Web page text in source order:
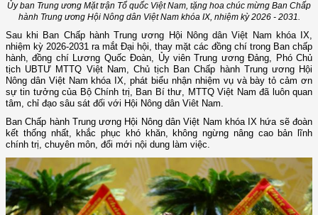
Ủy ban Trung ương Mặt trận Tổ quốc Việt Nam, tặng hoa chúc mừng Ban Chấp
hành Trung ương Hội Nông dân Việt Nam khóa IX, nhiệm kỳ 2026 - 2031.
Sau khi Ban Chấp hành Trung ương Hội Nông dân Việt Nam khóa IX,
nhiệm kỳ 2026-2031 ra mắt Đại hội, thay mặt các đồng chí trong Ban chấp
hành, đồng chí Lương Quốc Đoàn, Ủy viên Trung ương Đảng, Phó Chủ
tịch UBTƯ MTTQ Việt Nam, Chủ tịch Ban Chấp hành Trung ương Hội
Nông dân Việt Nam khóa IX, phát biểu nhận nhiệm vụ và bày tỏ cảm ơn
sự tin tưởng của Bộ Chính trị, Ban Bí thư, MTTQ Việt Nam đã luôn quan
tâm, chỉ đạo sâu sát đối với Hội Nông dân Viêt Nam.
Ban Chấp hành Trung ương Hội Nông dân Việt Nam khóa IX hứa sẽ đoàn
kết thống nhất, khắc phục khó khăn, không ngừng nâng cao bản lĩnh
chính trị, chuyên môn, đổi mới nội dung làm việc.